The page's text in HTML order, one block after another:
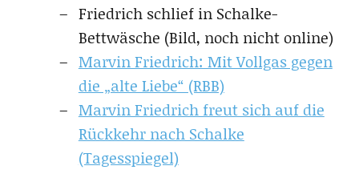
Friedrich schlief in Schalke-
Bettwäsche (Bild, noch nicht online)
Marvin Friedrich: Mit Vollgas gegen
die „alte Liebe“ (RBB)
Marvin Friedrich freut sich auf die
Rückkehr nach Schalke
(Tagesspiegel)